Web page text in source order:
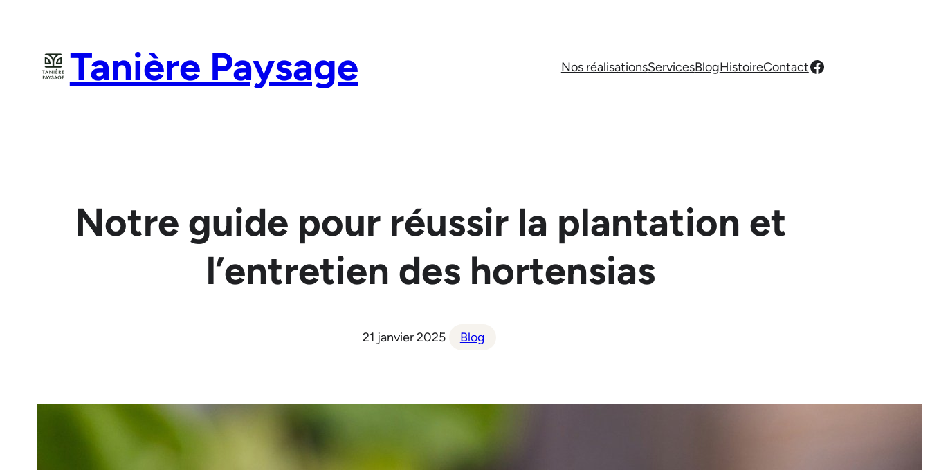
contenu
Tanière Paysage Nos réalisationsServicesBlogHistoireContactFacebook
Notre guide pour réussir la plantation et
l’entretien des hortensias
21 janvier 2025 Blog